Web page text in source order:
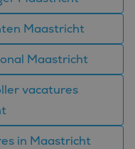
Maastricht
Maastricht
vacatures
in Maastricht